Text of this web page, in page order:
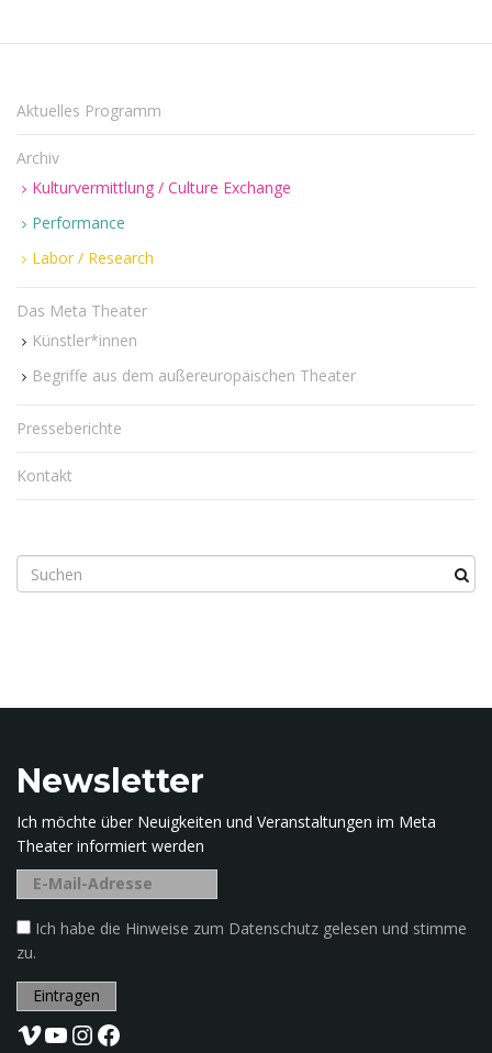
Aktuelles Programm
Archiv
Kulturvermittlung / Culture Exchange
Performance
Labor / Research
Das Meta Theater
Künstler*innen
Begriffe aus dem außereuropäischen Theater
Presseberichte
Kontakt
S
u
g
.
Newsletter
Ich möchte über Neuigkeiten und Veranstaltungen im Meta
Theater informiert werden
Ich habe die Hinweise zum Datenschutz gelesen und stimme
zu.
Vimeo YouTube InstagramFacebook